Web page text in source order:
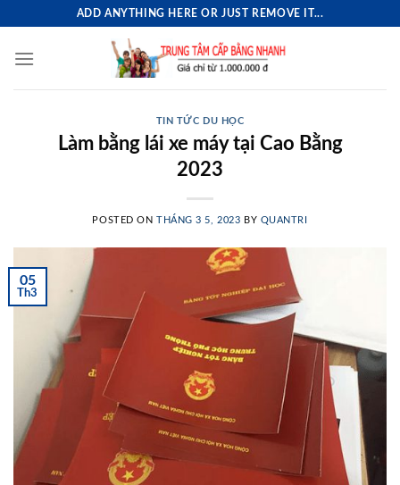
content
ADD ANYTHING HERE OR JUST REMOVE IT...
TIN TỨC DU HỌC
Làm bằng lái xe máy tại Cao Bằng
2023
POSTED ONTHÁNG 3 5, 2023 BY QUANTRI
05
Th3